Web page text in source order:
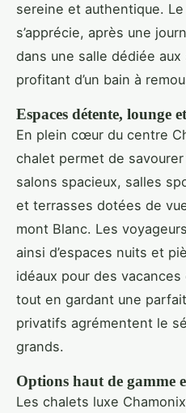
sereine et authentique.
s’apprécie, après une
dans une salle dédiée
profitant d’un bain à
Espaces détente, lounge
En plein cœur du centre
chalet permet de savourer
salons spacieux, salles
et terrasses dotées de
mont Blanc. Les
ainsi d’espaces nuits et
idéaux pour des
tout en gardant une
privatifs agrémentent le
grands.
Options haut de gamme
Les chalets luxe